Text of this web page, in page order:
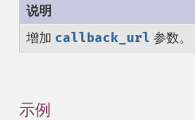
增加 callback_url 参数。
示例